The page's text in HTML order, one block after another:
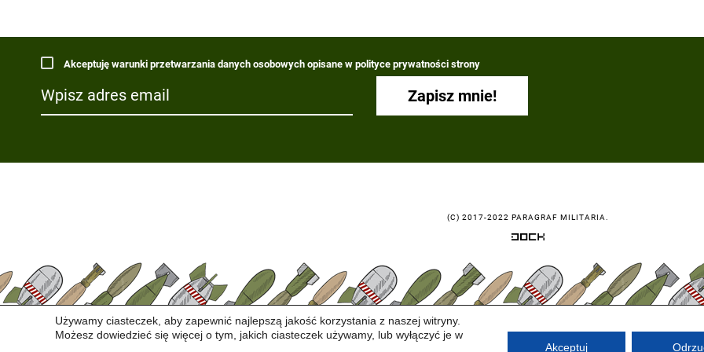
Akceptuję warunki przetwarzania danych osobowych opisane w polityce prywatności strony
(C) 2017-2022 PARAGRAF MILITARIA.
Używamy ciasteczek, aby zapewnić najlepszą jakość korzystania z naszej witryny.
Możesz dowiedzieć się więcej o tym, jakich ciasteczek używamy, lub wyłączyć je w
Akceptuj